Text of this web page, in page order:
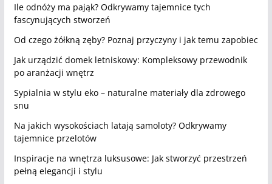
Ile odnóży ma pająk? Odkrywamy tajemnice tych
fascynujących stworzeń
Od czego żółkną zęby? Poznaj przyczyny i jak temu zapobiec
Jak urządzić domek letniskowy: Kompleksowy przewodnik
po aranżacji wnętrz
Sypialnia w stylu eko – naturalne materiały dla zdrowego
snu
Na jakich wysokościach latają samoloty? Odkrywamy
tajemnice przelotów
Inspiracje na wnętrza luksusowe: Jak stworzyć przestrzeń
pełną elegancji i stylu